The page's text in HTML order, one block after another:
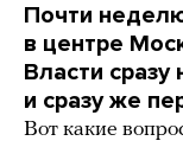
Почти
в центре
Власти
и сразу же
Вот какие